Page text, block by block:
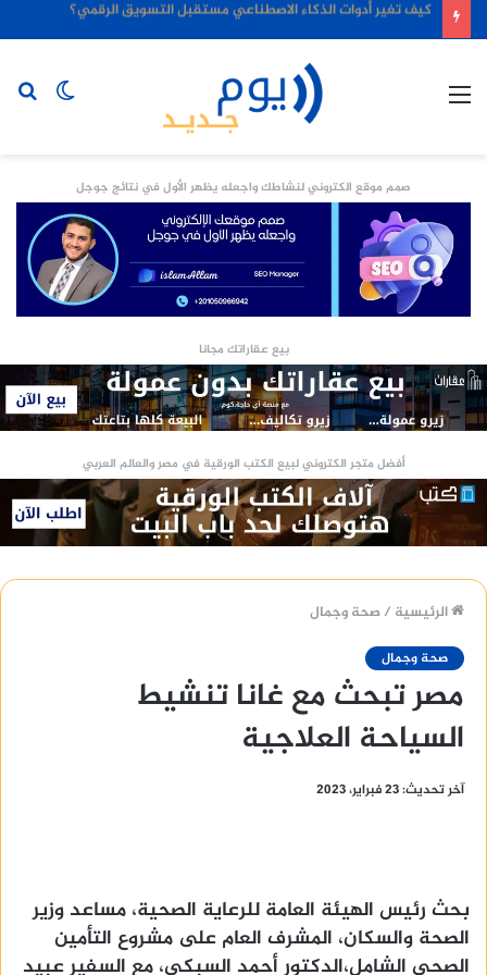
كيف تغير أدوات الذكاء الاصطناعي مستقبل التسويق الرقمي؟
الوضع
صمم موقع الكتروني لنشاطك واجعله يظهر الأول في نتائج جوجل
بيع عقاراتك مجانا
أفضل متجر الكتروني لبيع الكتب الورقية في مصر والعالم العربي
الرئيسية /صحة وجمال
صحة وجمال
مصر تبحث مع غانا تنشيط
السياحة العلاجية
آخر تحديث: 23 فبراير، 2023
بحث رئيس الهيئة العامة للرعاية الصحية، مساعد وزير
الصحة والسكان، المشرف العام على مشروع التأمين
الصحي الشامل،الدكتور أحمد السبكي، مع السفير عبيد